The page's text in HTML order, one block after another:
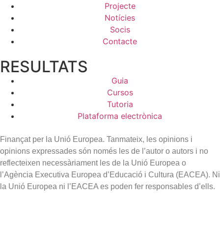
Projecte
Notícies
Socis
Contacte
RESULTATS
Guia
Cursos
Tutoria
Plataforma electrònica
Finançat per la Unió Europea. Tanmateix, les opinions i
opinions expressades són només les de l’autor o autors i no
reflecteixen necessàriament les de la Unió Europea o
l’Agència Executiva Europea d’Educació i Cultura (EACEA). Ni
la Unió Europea ni l’EACEA es poden fer responsables d’ells.